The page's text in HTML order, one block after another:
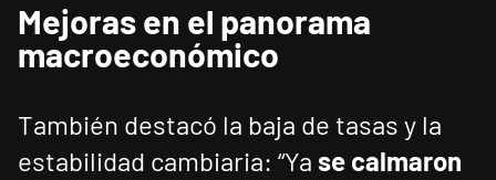
Mejoras en el panorama
macroeconómico
También destacó la baja de tasas y la
estabilidad cambiaria: “Ya se calmaron